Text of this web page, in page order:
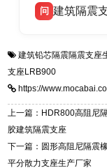
适用于民
震支座，
问 建筑隔震
一站式供
标准生产
质、检测
装指导全
迎宾大街 9
建筑铅芯隔震隔震支座
支座LRB900
https://
上一篇：HDR800高阻尼
胶建筑隔震支座
下一篇：圆形高阻尼隔震
平分散力支座生产厂家